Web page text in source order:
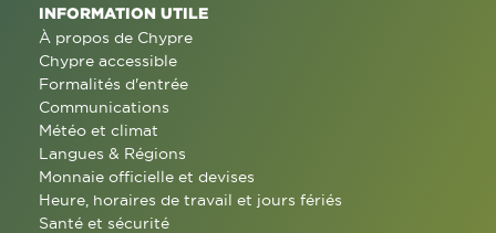
INFORMATION UTILE
À propos de Chypre
Chypre accessible
Formalités d'entrée
Communications
Météo et climat
Langues & Régions
Monnaie officielle et devises
Heure, horaires de travail et jours fériés
Santé et sécurité